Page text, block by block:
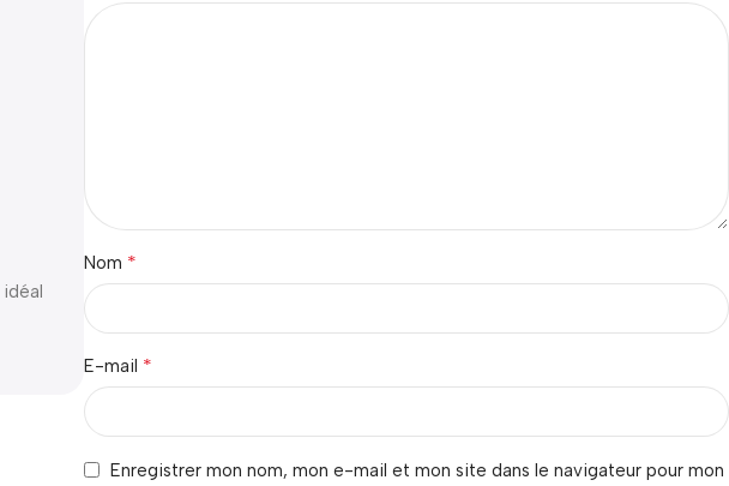
Nom *
E-mail *
Enregistrer mon nom, mon e-mail et mon site dans le navigateur pour mon